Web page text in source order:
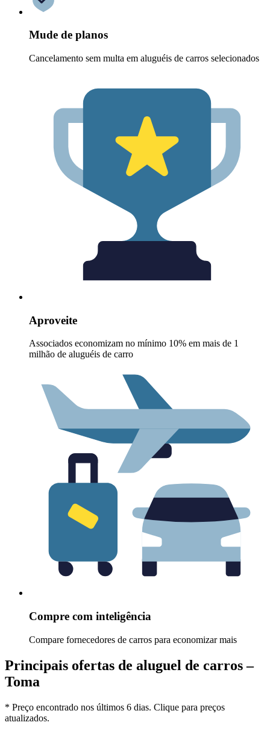
Mude de planos
Cancelamento sem multa em aluguéis de carros selecionados
Aproveite
Associados economizam no mínimo 10% em mais de 1
milhão de aluguéis de carro
Compre com inteligência
Compare fornecedores de carros para economizar mais
Principais ofertas de aluguel de carros –
Toma
* Preço encontrado nos últimos 6 dias. Clique para preços
atualizados.